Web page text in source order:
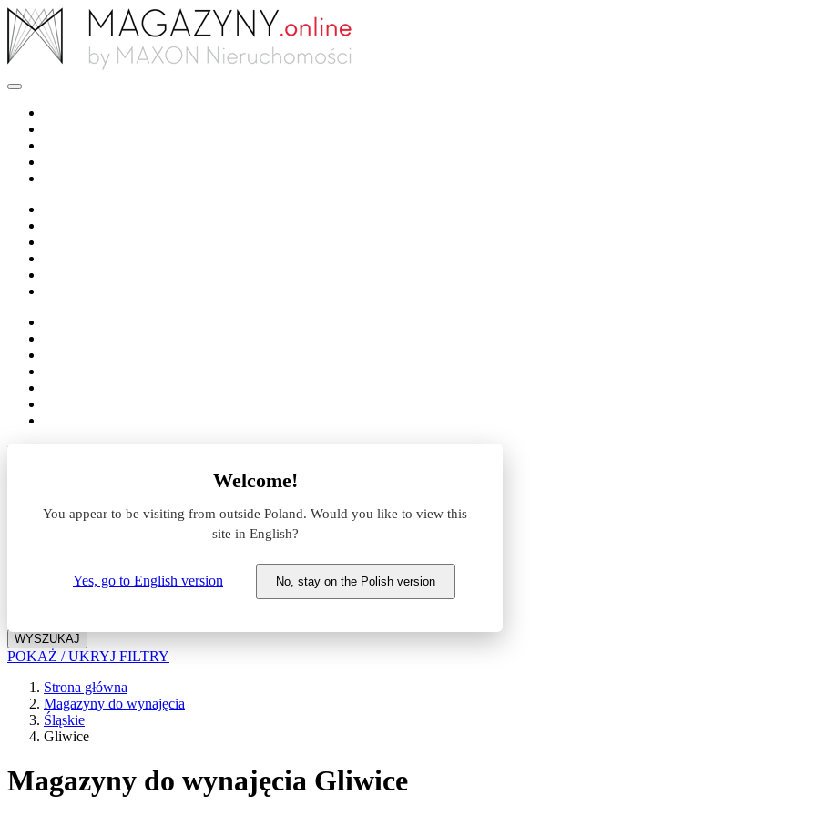
Welcome!
You appear to be visiting from outside Poland. Would you like to view this
site in English?
Yes, go to English version No, stay on the Polish version
Lokalizacja
Nazwa magazynu
WYSZUKAJ
POKAŻ / UKRYJ FILTRY
Strona główna
Magazyny do wynajęcia
Śląskie
Gliwice
Magazyny do wynajęcia Gliwice